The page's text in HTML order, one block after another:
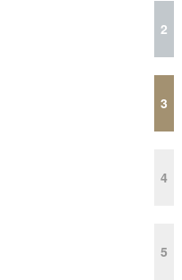
2
3
4
5